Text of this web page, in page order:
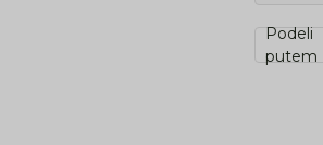
Podeli
putem